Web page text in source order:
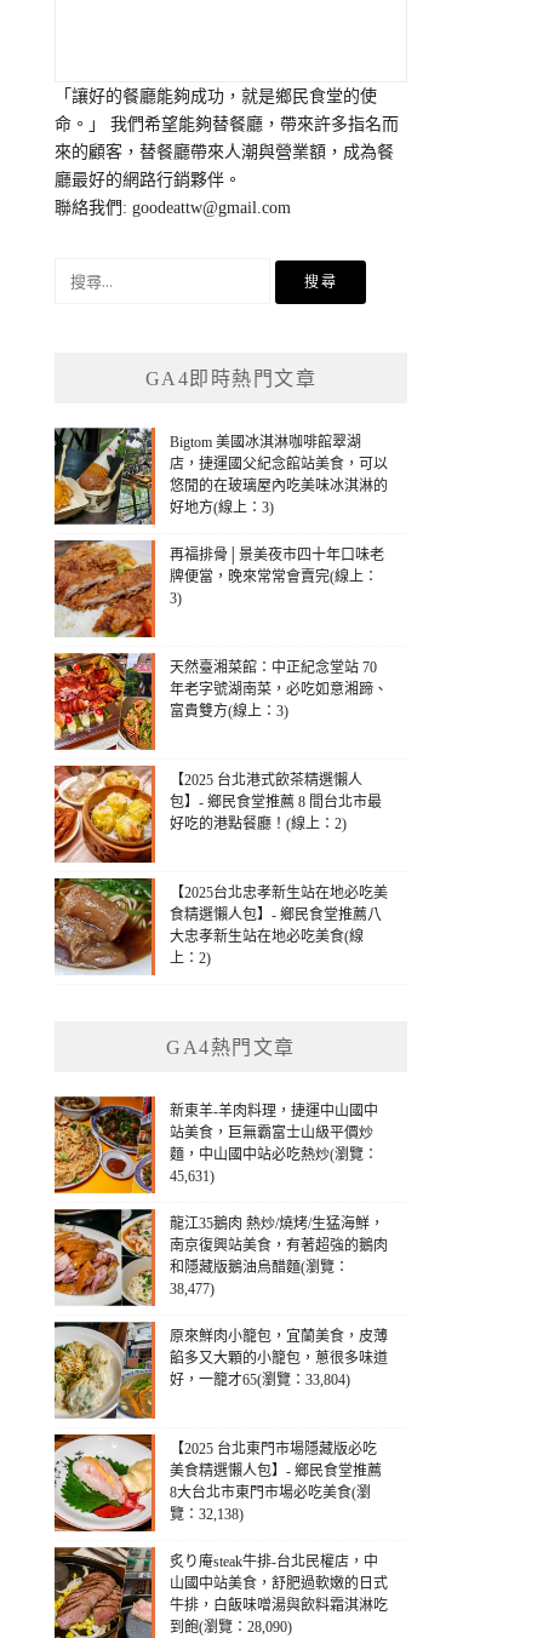
「讓好的餐廳能夠成功，就是鄉民食堂的使
命。」 我們希望能夠替餐廳，帶來許多指名而
來的顧客，替餐廳帶來人潮與營業額，成為餐
廳最好的網路行銷夥伴。
聯絡我們:goodeattw@gmail.com
GA4即時熱門文章
Bigtom 美國冰淇淋咖啡館翠湖
店，捷運國父紀念館站美食，可以
悠閒的在玻璃屋內吃美味冰淇淋的
好地方(線上：3)
再福排骨│景美夜市四十年口味老
牌便當，晚來常常會賣完(線上：
3)
天然臺湘菜館：中正紀念堂站 70
年老字號湖南菜，必吃如意湘蹄、
富貴雙方(線上：3)
【2025 台北港式飲茶精選懶人
包】- 鄉民食堂推薦 8 間台北市最
好吃的港點餐廳！(線上：2)
【2025台北忠孝新生站在地必吃美
食精選懶人包】- 鄉民食堂推薦八
大忠孝新生站在地必吃美食(線
上：2)
GA4熱門文章
新東羊-羊肉料理，捷運中山國中
站美食，巨無霸富士山級平價炒
麵，中山國中站必吃熱炒(瀏覽：
45,631)
龍江35鵝肉 熱炒/燒烤/生猛海鮮，
南京復興站美食，有著超強的鵝肉
和隱藏版鵝油烏醋麵(瀏覽：
38,477)
原來鮮肉小籠包，宜蘭美食，皮薄
餡多又大顆的小籠包，蔥很多味道
好，一籠才65(瀏覽：33,804)
【2025 台北東門市場隱藏版必吃
美食精選懶人包】- 鄉民食堂推薦
8大台北市東門市場必吃美食(瀏
覽：32,138)
炙り庵steak牛排-台北民權店，中
山國中站美食，舒肥過軟嫩的日式
牛排，白飯味噌湯與飲料霜淇淋吃
到飽(瀏覽：28,090)